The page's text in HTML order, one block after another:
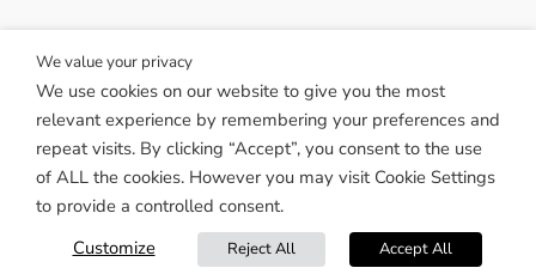
OBS! Vi holder lukket 8/8 – 23/8 2026 – ordrer modtaget i perioden
sendes efterfølgende.
Luk
Facebook
Instagram
Twitter
TikTok
Pinterest
Linkedin
We value your privacy
We use cookies on our website to give you the most
relevant experience by remembering your preferences and
repeat visits. By clicking “Accept”, you consent to the use
of ALL the cookies. However you may visit Cookie Settings
to provide a controlled consent.
Customize
Reject All Accept All